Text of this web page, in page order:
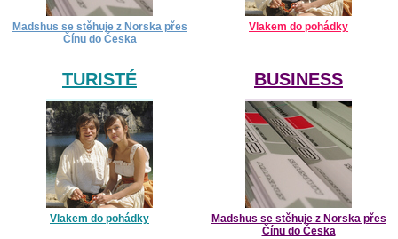
Madshus se stěhuje z Norska přes
Čínu do Česka
Vlakem do pohádky
TURISTÉ
Vlakem do pohádky
BUSINESS
Madshus se stěhuje z Norska přes
Čínu do Česka